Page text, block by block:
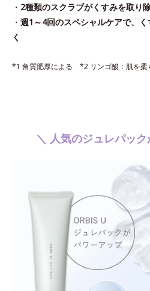
・ 2種類のスクラブがくすみを取り
・ 週1～4回のスペシャルケアで、
く
*1 角質肥厚による *2 リンゴ酸：肌を柔
＼ 人気のジュレパッ